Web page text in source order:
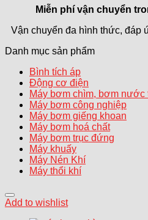
Miễn phí vận chuyển
Vận chuyển đa hình thức, đáp
Danh mục sản phẩm
Bình tích áp
Động cơ điện
Máy bơm chìm, bơm nước
Máy bơm công nghiệp
Máy bơm giếng khoan
Máy bơm hoá chất
Máy bơm trục đứng
Máy khuấy
Máy Nén Khí
Máy thổi khí
Add to wishlist